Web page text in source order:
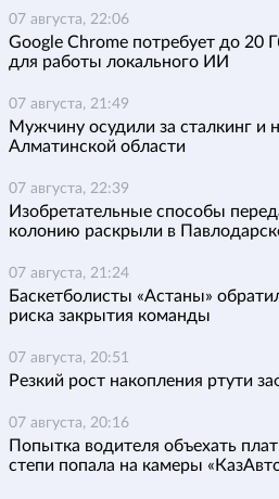
07 августа, 22:06
Google Chrome потребует до 20
для работы локального ИИ
07 августа, 21:49
Мужчину осудили за сталкинг и
Алматинской области
07 августа, 22:39
Изобретательные способы
колонию раскрыли в
07 августа, 21:24
Баскетболисты «Астаны»
риска закрытия команды
07 августа, 20:51
Резкий рост накопления ртути
07 августа, 20:16
Попытка водителя объехать
степи попала на камеры